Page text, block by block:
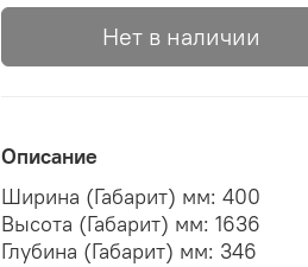
Нет в наличии
Описание
Ширина (Габарит) мм: 400
Высота (Габарит) мм: 1636
Глубина (Габарит) мм: 346